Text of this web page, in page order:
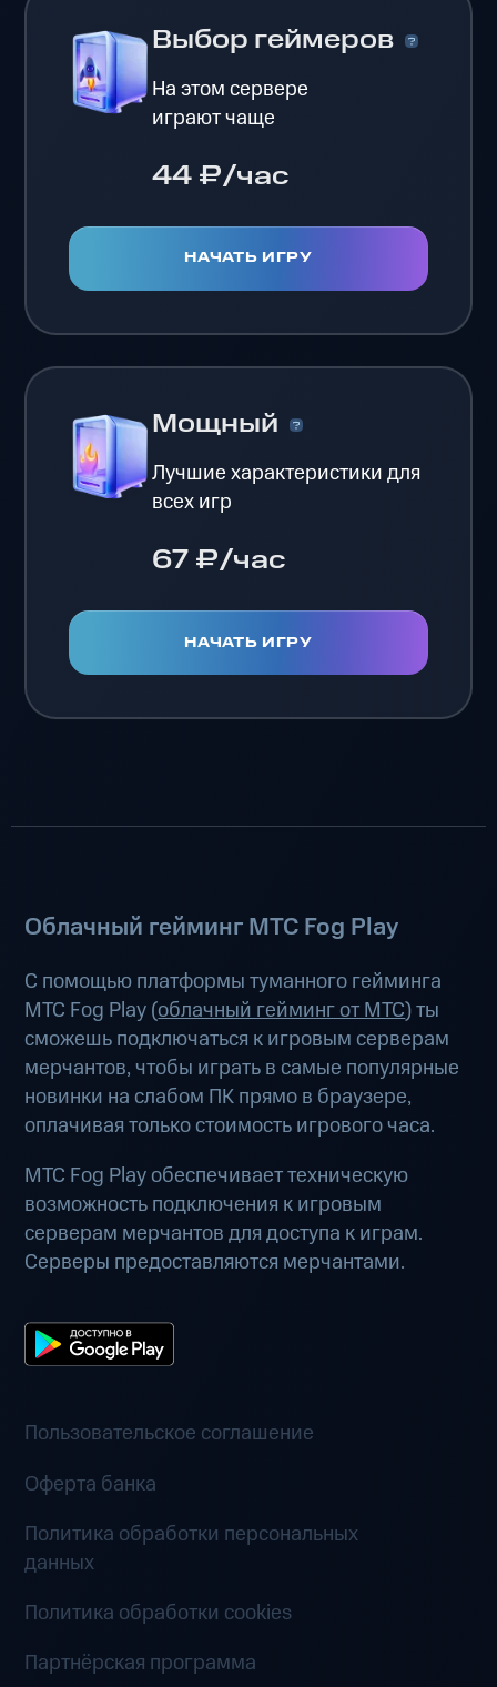
Выбор геймеров
На этом сервере
играют чаще
44 ₽/час
НАЧАТЬ ИГРУ
Мощный
Лучшие характеристики для
всех игр
67 ₽/час
НАЧАТЬ ИГРУ
Облачный гейминг МТС Fog Play
С помощью платформы туманного гейминга
МТС Fog Play (облачный гейминг от МТС) ты
сможешь подключаться к игровым серверам
мерчантов, чтобы играть в самые популярные
новинки на слабом ПК прямо в браузере,
оплачивая только стоимость игрового часа.
МТС Fog Play обеспечивает техническую
возможность подключения к игровым
серверам мерчантов для доступа к играм.
Серверы предоставляются мерчантами.
Пользовательское соглашение
Оферта банка
Политика обработки персональных
данных
Политика обработки cookies
Партнёрская программа